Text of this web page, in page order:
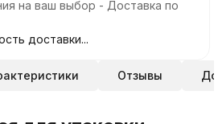
на ваш выбор - Доставка по
доставки...
Отзывы